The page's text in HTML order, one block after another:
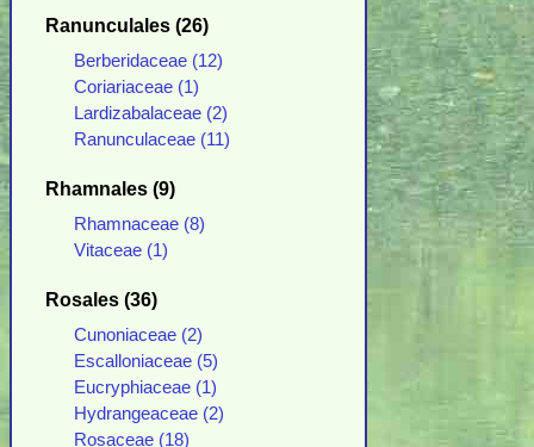
Ranunculales (26)
Berberidaceae (12)
Coriariaceae (1)
Lardizabalaceae (2)
Ranunculaceae (11)
Rhamnales (9)
Rhamnaceae (8)
Vitaceae (1)
Rosales (36)
Cunoniaceae (2)
Escalloniaceae (5)
Eucryphiaceae (1)
Hydrangeaceae (2)
Rosaceae (18)